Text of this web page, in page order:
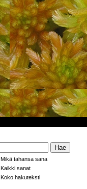
Mikä tahansa sana
Kaikki sanat
Koko hakuteksti